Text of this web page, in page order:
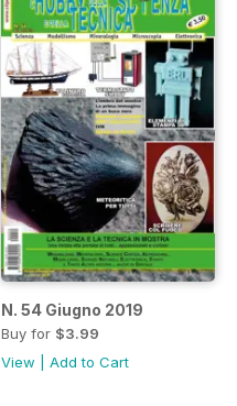
N. 54 Giugno 2019
Buy for $3.99
View
Add to Cart